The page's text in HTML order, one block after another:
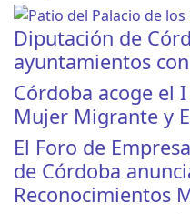
Diputación de
ayuntamientos
Córdoba acoge el
Mujer Migrante y
El Foro de
de Córdoba
Reconocimientos